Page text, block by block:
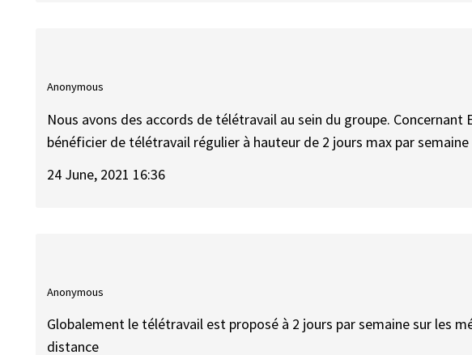
Anonymous
Nous avons des accords de télétravail au sein du groupe. Concernant
bénéficier de télétravail régulier à hauteur de 2 jours max par semaine
24 June, 2021 16:36
Anonymous
Globalement le télétravail est proposé à 2 jours par semaine sur les
distance